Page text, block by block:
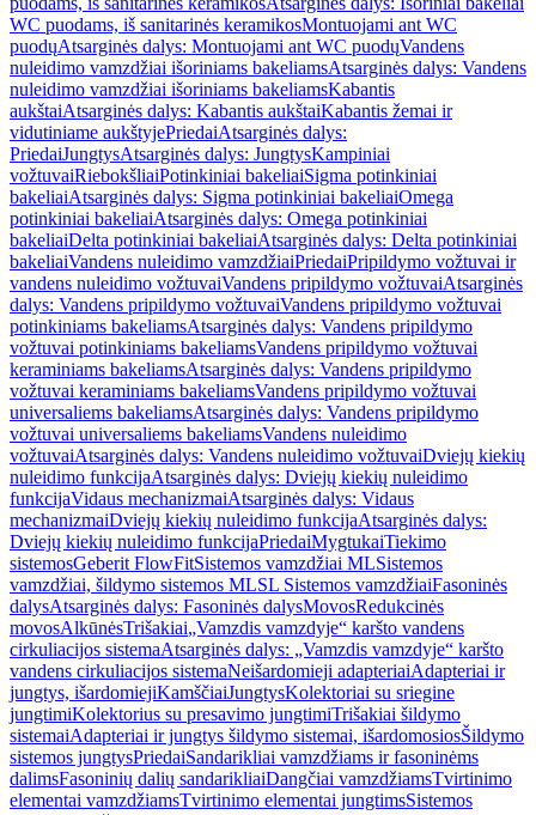
WC puodams, iš sanitarinės keramikosMontuojami ant WC
puodųAtsarginės dalys: Montuojami ant WC puodųVandens
nuleidimo vamzdžiai išoriniams bakeliamsAtsarginės dalys: Vandens
nuleidimo vamzdžiai išoriniams bakeliamsKabantis
aukštaiAtsarginės dalys: Kabantis aukštaiKabantis žemai ir
vidutiniame aukštyjePriedaiAtsarginės dalys:
PriedaiJungtysAtsarginės dalys: JungtysKampiniai
vožtuvaiRiebokšliaiPotinkiniai bakeliaiSigma potinkiniai
bakeliaiAtsarginės dalys: Sigma potinkiniai bakeliaiOmega
potinkiniai bakeliaiAtsarginės dalys: Omega potinkiniai
bakeliaiDelta potinkiniai bakeliaiAtsarginės dalys: Delta potinkiniai
bakeliaiVandens nuleidimo vamzdžiaiPriedaiPripildymo vožtuvai ir
vandens nuleidimo vožtuvaiVandens pripildymo vožtuvaiAtsarginės
dalys: Vandens pripildymo vožtuvaiVandens pripildymo vožtuvai
potinkiniams bakeliamsAtsarginės dalys: Vandens pripildymo
vožtuvai potinkiniams bakeliamsVandens pripildymo vožtuvai
keraminiams bakeliamsAtsarginės dalys: Vandens pripildymo
vožtuvai keraminiams bakeliamsVandens pripildymo vožtuvai
universaliems bakeliamsAtsarginės dalys: Vandens pripildymo
vožtuvai universaliems bakeliamsVandens nuleidimo
vožtuvaiAtsarginės dalys: Vandens nuleidimo vožtuvaiDviejų kiekių
nuleidimo funkcijaAtsarginės dalys: Dviejų kiekių nuleidimo
funkcijaVidaus mechanizmaiAtsarginės dalys: Vidaus
mechanizmaiDviejų kiekių nuleidimo funkcijaAtsarginės dalys:
Dviejų kiekių nuleidimo funkcijaPriedaiMygtukaiTiekimo
sistemosGeberit FlowFitSistemos vamzdžiai MLSistemos
vamzdžiai, šildymo sistemos MLSL Sistemos vamzdžiaiFasoninės
dalysAtsarginės dalys: Fasoninės dalysMovosRedukcinės
movosAlkūnėsTrišakiai„Vamzdis vamzdyje“ karšto vandens
cirkuliacijos sistemaAtsarginės dalys: „Vamzdis vamzdyje“ karšto
vandens cirkuliacijos sistemaNeišardomieji adapteriaiAdapteriai ir
jungtys, išardomiejiKamščiaiJungtysKolektoriai su sriegine
jungtimiKolektorius su presavimo jungtimiTrišakiai šildymo
sistemaiAdapteriai ir jungtys šildymo sistemai, išardomosiosŠildymo
sistemos jungtysPriedaiSandarikliai vamzdžiams ir fasoninėms
dalimsFasoninių dalių sandarikliaiDangčiai vamzdžiamsTvirtinimo
elementai vamzdžiamsTvirtinimo elementai jungtimsSistemos